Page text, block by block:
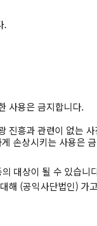
.
사용은 금지합니다.
진흥과 관련이 없는
손상시키는 사용은
대상이 될 수 있습니
해 (공익사단법인) 가